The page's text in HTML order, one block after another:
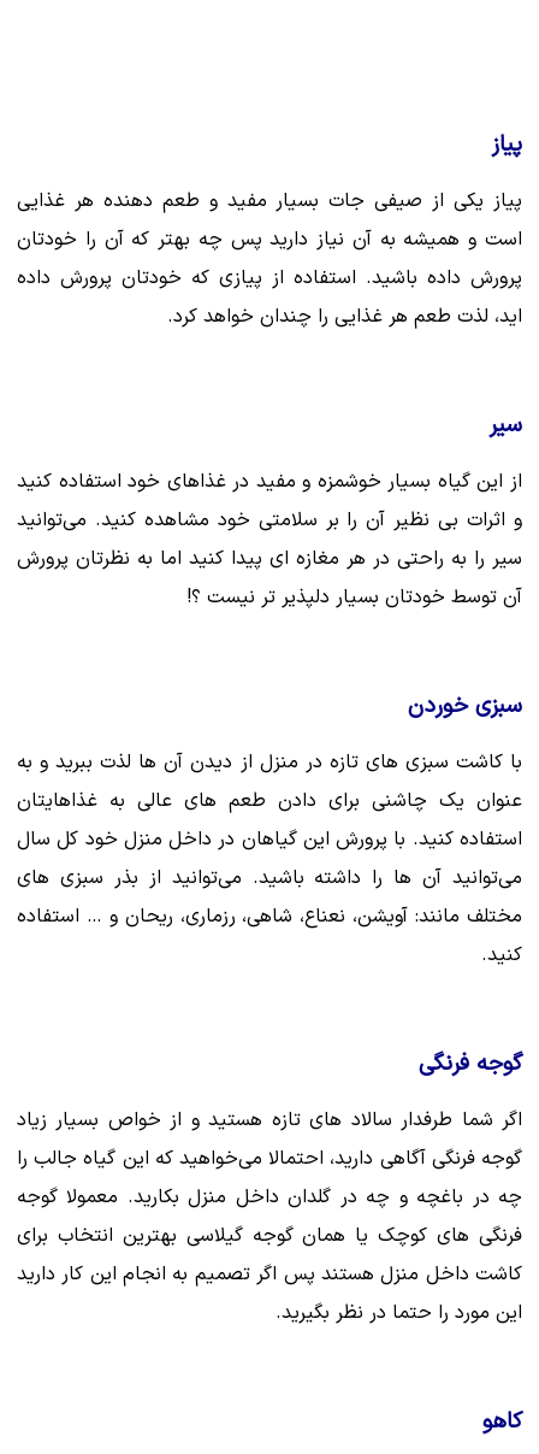
پیاز
پیاز یکی از صیفی جات بسیار مفید و طعم دهنده هر غذایی
است و همیشه به آن نیاز دارید پس چه بهتر که آن را خودتان
پرورش داده باشید. استفاده از پیازی که خودتان پرورش داده
اید، لذت طعم هر غذایی را چندان خواهد کرد.
سیر
از این گیاه بسیار خوشمزه و مفید در غذاهای خود استفاده کنید
و اثرات بی نظیر آن را بر سلامتی خود مشاهده کنید. می‌توانید
سیر را به راحتی در هر مغازه ای پیدا کنید اما به نظرتان پرورش
آن توسط خودتان بسیار دلپذیر تر نیست ؟!
سبزی خوردن
با کاشت سبزی های تازه در منزل از دیدن آن ها لذت ببرید و به
عنوان یک چاشنی برای دادن طعم های عالی به غذاهایتان
استفاده کنید. با پرورش این گیاهان در داخل منزل خود کل سال
می‌توانید آن ها را داشته باشید. می‌توانید از بذر سبزی های
مختلف مانند: آویشن، نعناع، شاهی، رزماری، ریحان و … استفاده
کنید.
گوجه فرنگی
اگر شما طرفدار سالاد های تازه هستید و از خواص بسیار زیاد
گوجه فرنگی آگاهی دارید، احتمالا می‌خواهید که این گیاه جالب را
چه در باغچه و چه در گلدان داخل منزل بکارید. معمولا گوجه
فرنگی های کوچک یا همان گوجه گیلاسی بهترین انتخاب برای
کاشت داخل منزل هستند پس اگر تصمیم به انجام این کار دارید
این مورد را حتما در نظر بگیرید.
کاهو